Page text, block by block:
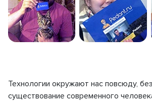
Технологии окружают нас повсюду,
существование современного